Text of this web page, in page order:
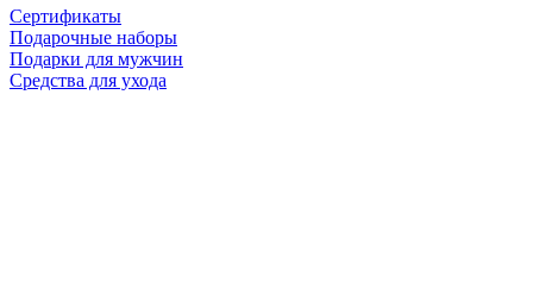
Сертификаты
Подарочные наборы
Подарки для мужчин
Средства для ухода